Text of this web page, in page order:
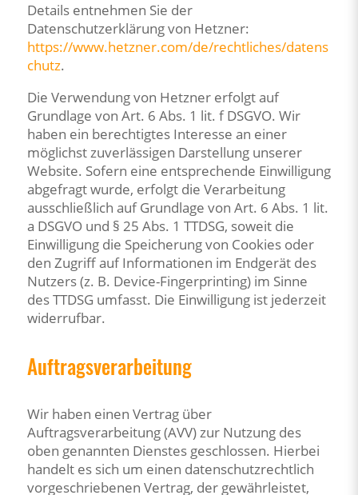
Details entnehmen Sie der
Datenschutzerklärung von Hetzner:
https://www.hetzner.com/de/rechtliches/datens
chutz.
Die Verwendung von Hetzner erfolgt auf
Grundlage von Art. 6 Abs. 1 lit. f DSGVO. Wir
haben ein berechtigtes Interesse an einer
möglichst zuverlässigen Darstellung unserer
Website. Sofern eine entsprechende Einwilligung
abgefragt wurde, erfolgt die Verarbeitung
ausschließlich auf Grundlage von Art. 6 Abs. 1 lit.
a DSGVO und § 25 Abs. 1 TTDSG, soweit die
Einwilligung die Speicherung von Cookies oder
den Zugriff auf Informationen im Endgerät des
Nutzers (z. B. Device-Fingerprinting) im Sinne
des TTDSG umfasst. Die Einwilligung ist jederzeit
widerrufbar.
Auftragsverarbeitung
Wir haben einen Vertrag über
Auftragsverarbeitung (AVV) zur Nutzung des
oben genannten Dienstes geschlossen. Hierbei
handelt es sich um einen datenschutzrechtlich
vorgeschriebenen Vertrag, der gewährleistet,